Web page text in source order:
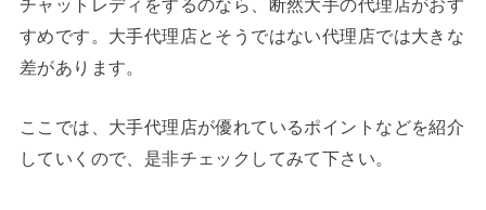
チャットレディをするのなら、断然大手の代理店がおす
すめです。大手代理店とそうではない代理店では大きな
差があります。
ここでは、大手代理店が優れているポイントなどを紹介
していくので、是非チェックしてみて下さい。